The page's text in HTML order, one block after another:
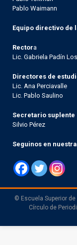
Pablo Waimann
Equipo directivo de
Rectora
Lic. Gabriela Padín
Directores de
Lic. Ana Perciavalle
Lic. Pablo Saulino
Secretario suplente
Silvio Pérez
Seguinos en
© Escuela Superior de
Círculo de